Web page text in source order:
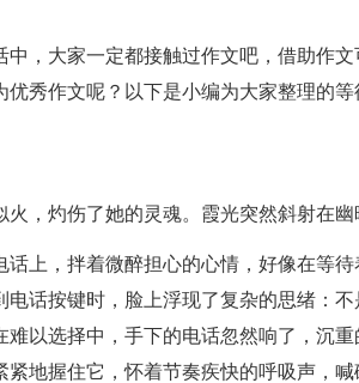
中，大家一定都接触过作文吧，借助作
优秀作文呢？以下是小编为大家整理的
火，灼伤了她的灵魂。霞光突然斜射在
话上，拌着微醉担心的心情，好像在等
电话按键时，脸上浮现了复杂的思绪：
以选择中，手下的电话忽然响了，沉重
地握住它，怀着节奏疾快的呼吸声，